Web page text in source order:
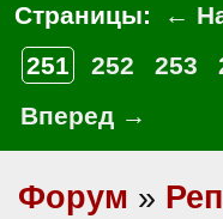
Страницы: ←
251
252 253
Вперед →
Форум »